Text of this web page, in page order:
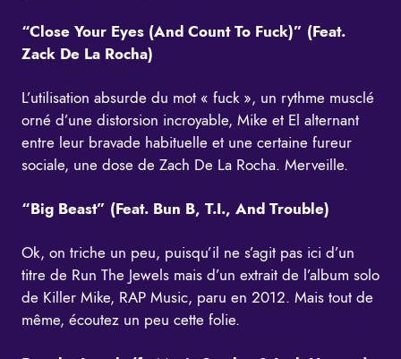
“Close Your Eyes (And Count To Fuck)” (Feat.
Zack De La Rocha)
L’utilisation absurde du mot « fuck », un rythme musclé
orné d’une distorsion incroyable, Mike et El alternant
entre leur bravade habituelle et une certaine fureur
sociale, une dose de Zach De La Rocha. Merveille.
“Big Beast” (Feat. Bun B, T.I., And Trouble)
Ok, on triche un peu, puisqu’il ne s’agit pas ici d’un
titre de Run The Jewels mais d’un extrait de l’album solo
de Killer Mike, RAP Music, paru en 2012. Mais tout de
même, écoutez un peu cette folie.